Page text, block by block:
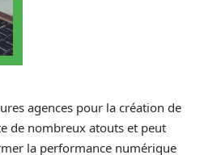
agences pour la création de
de nombreux atouts et peut
la performance numérique